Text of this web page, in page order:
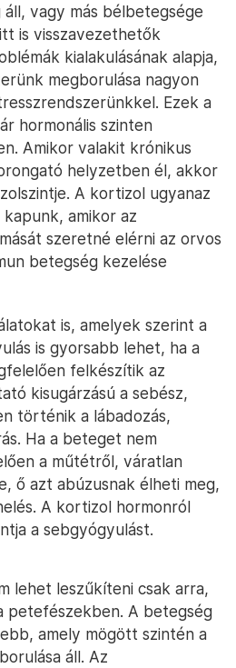
vagy más bélbetegsége
is visszavezethetők
kialakulásának alapja,
megborulása nagyon
Ezek a
hormonális szinten
Amikor valakit krónikus
helyzetben él, akkor
A kortizol ugyanaz
amikor az
szeretné elérni az orvos
betegség kezelése
is, amelyek szerint a
is gyorsabb lehet, ha a
felkészítik az
kisugárzású a sebész,
történik a lábadozás,
Ha a beteget nem
a műtétről, váratlan
ő azt abúzusnak élheti meg,
A kortizol hormonról
a sebgyógyulást.
lehet leszűkíteni csak arra,
petefészekben. A betegség
amely mögött szintén a
áll. Az